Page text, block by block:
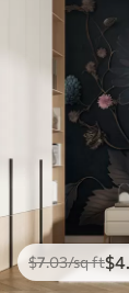
$7.03/sq ft$4